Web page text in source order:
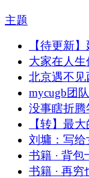
主题
【待更新
大家在人生
北京遇不见
mycugb团
没事瞎折
【转】最
刘墉：写给
书籍 · 背包
书籍 · 再